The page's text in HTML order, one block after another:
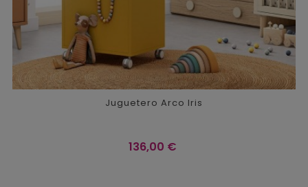
Juguetero Arco Iris
Precio
136,00 €